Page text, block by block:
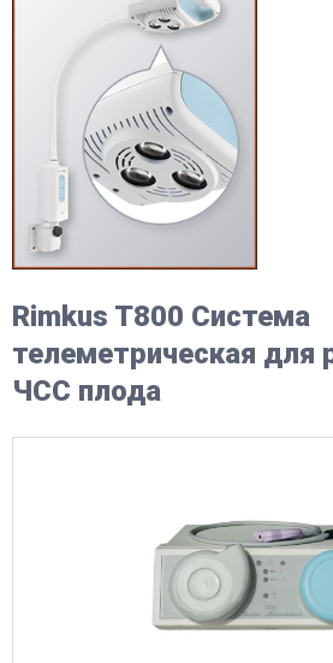
Rimkus T800 Система
телеметрическая для
ЧСС плода